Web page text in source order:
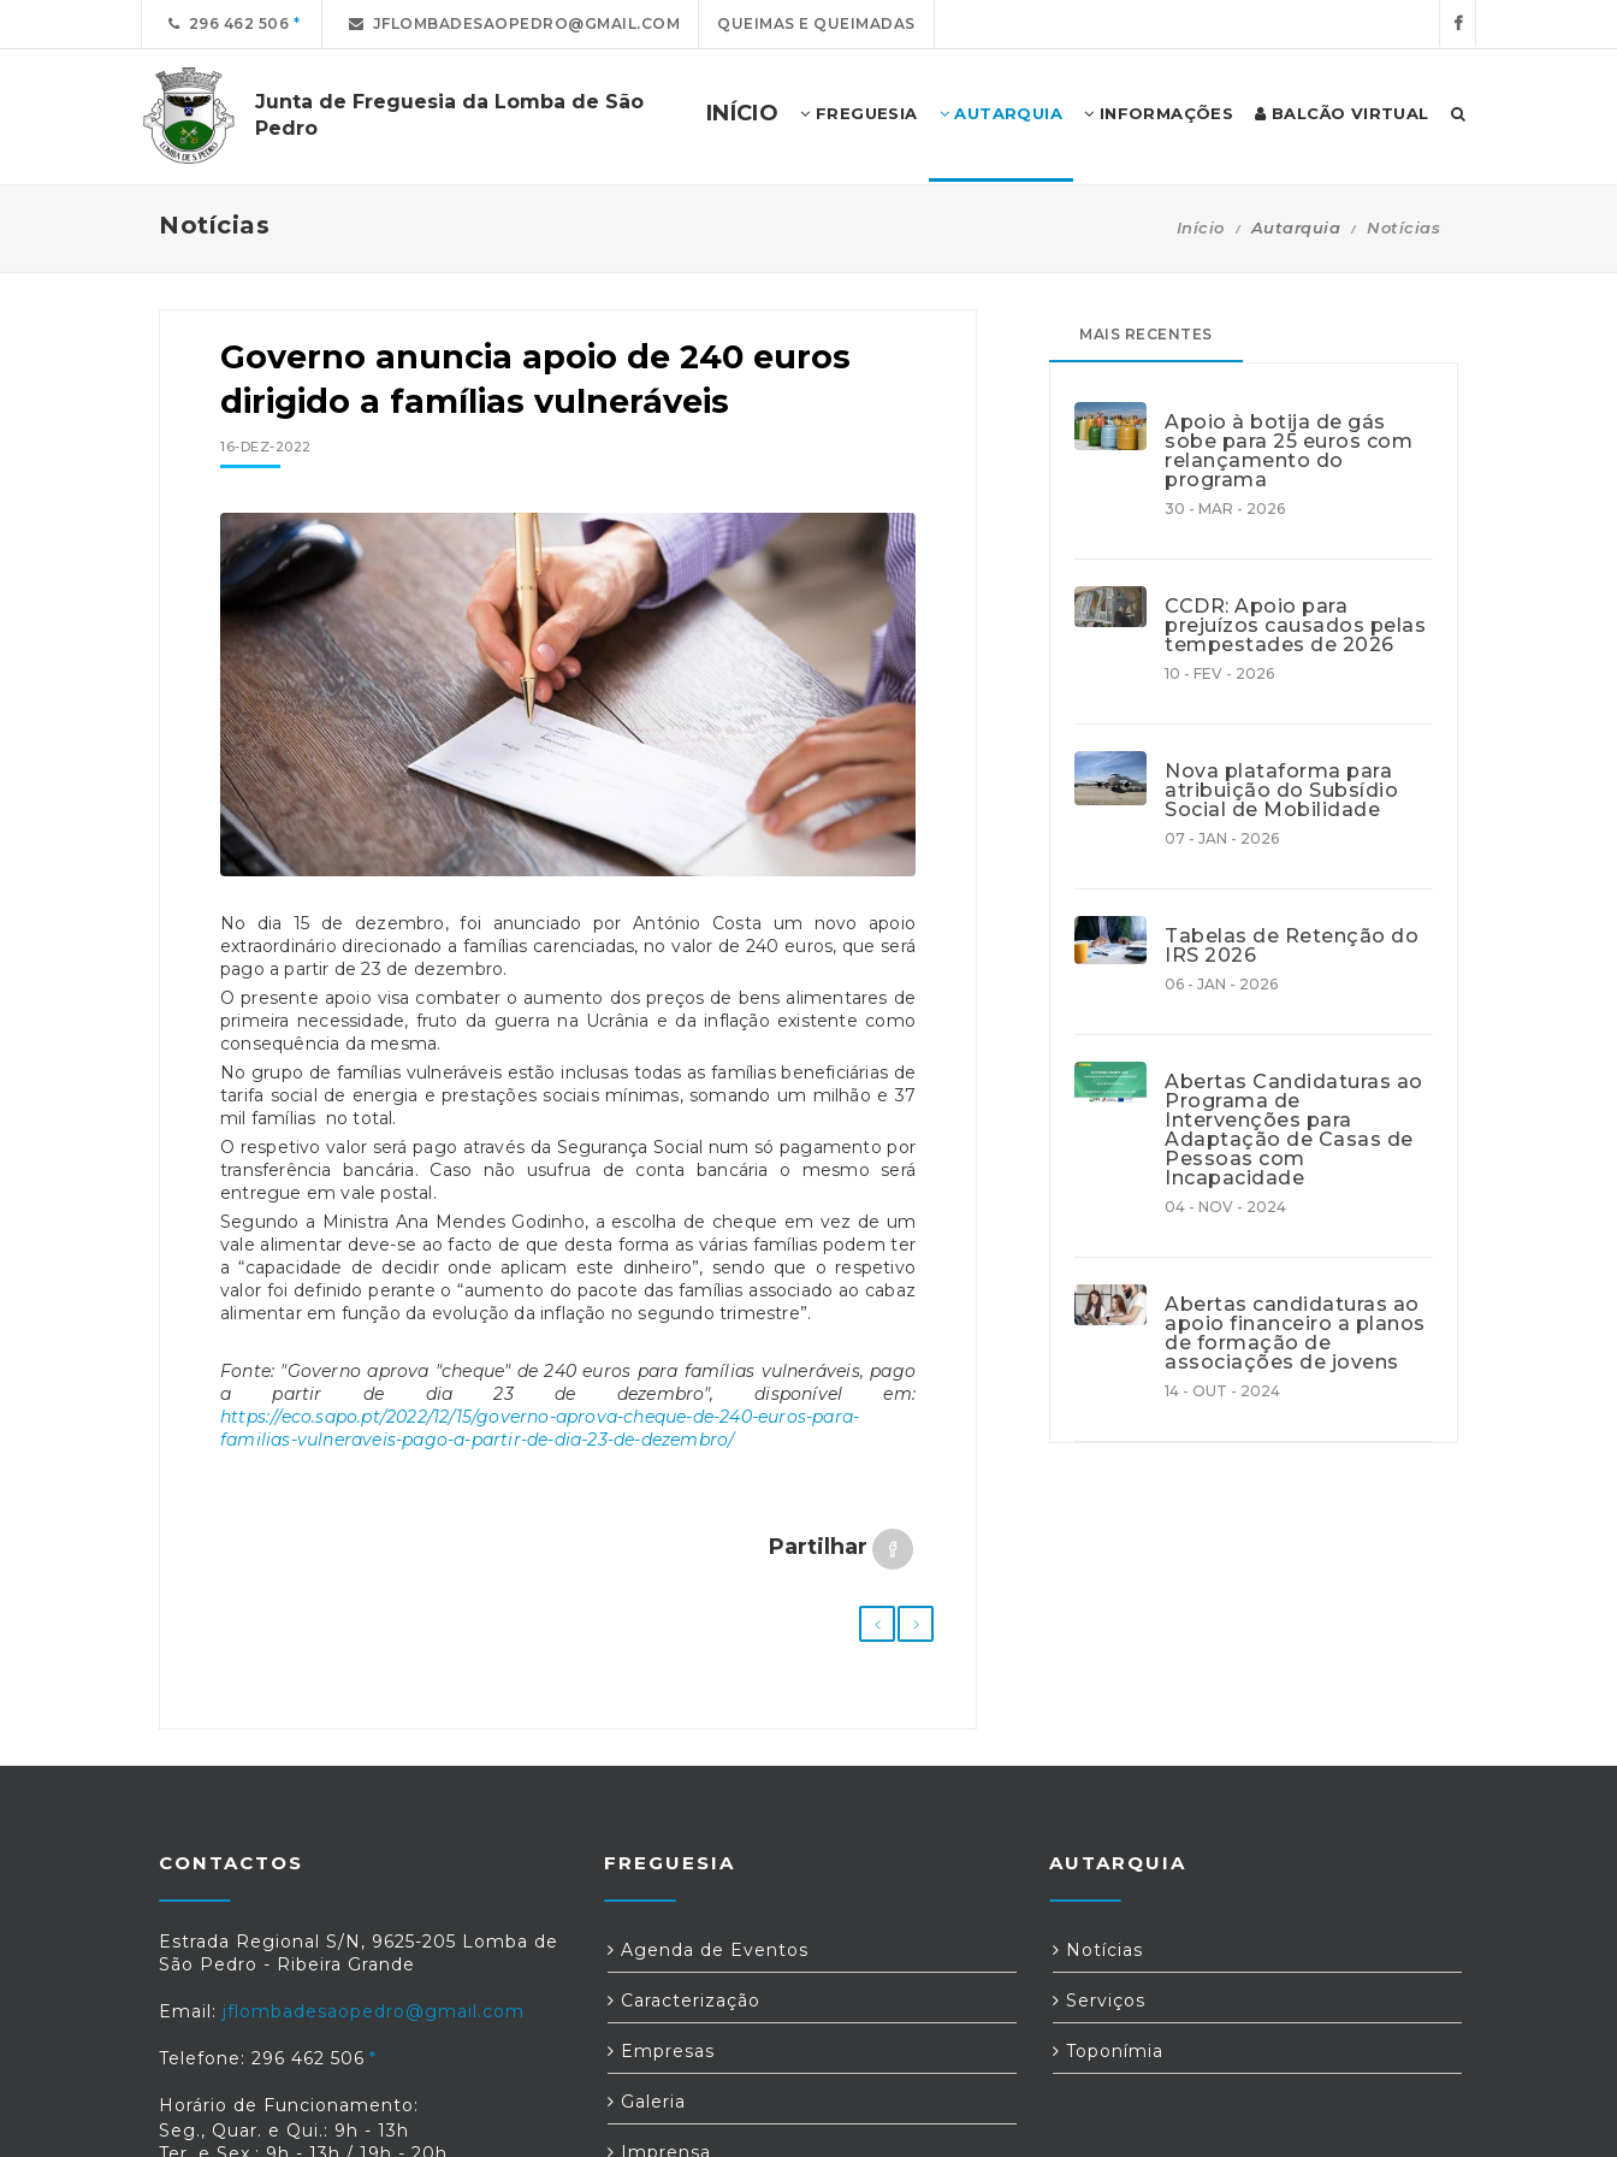
296 462 506 JFLOMBADESAOPEDRO@GMAIL.COM QUEIMAS E QUEIMADAS
Junta de Freguesia da Lomba de São
Pedro
INÍCIO FREGUESIA AUTARQUIA INFORMAÇÕES BALCÃO VIRTUAL
Notícias Início Autarquia Notícias
Governo anuncia apoio de 240 euros
dirigido a famílias vulneráveis
16-DEZ-2022
No dia 15 de dezembro, foi anunciado por António Costa um novo apoio
extraordinário direcionado a famílias carenciadas, no valor de 240 euros, que será
pago a partir de 23 de dezembro.
O presente apoio visa combater o aumento dos preços de bens alimentares de
primeira necessidade, fruto da guerra na Ucrânia e da inflação existente como
consequência da mesma.
No grupo de famílias vulneráveis estão inclusas todas as famílias beneficiárias de
tarifa social de energia e prestações sociais mínimas, somando um milhão e 37
mil famílias no total.
O respetivo valor será pago através da Segurança Social num só pagamento por
transferência bancária. Caso não usufrua de conta bancária o mesmo será
entregue em vale postal.
Segundo a Ministra Ana Mendes Godinho, a escolha de cheque em vez de um
vale alimentar deve-se ao facto de que desta forma as várias famílias podem ter
a “capacidade de decidir onde aplicam este dinheiro”, sendo que o respetivo
valor foi definido perante o “aumento do pacote das famílias associado ao cabaz
alimentar em função da evolução da inflação no segundo trimestre”.
Fonte: "Governo aprova "cheque" de 240 euros para famílias vulneráveis, pago
a partir de dia 23 de dezembro", disponível em:
https://eco.sapo.pt/2022/12/15/governo-aprova-cheque-de-240-euros-para-
familias-vulneraveis-pago-a-partir-de-dia-23-de-dezembro/
Partilhar
MAIS RECENTES
Apoio à botija de gás
sobe para 25 euros com
relançamento do
programa
30 - MAR - 2026
CCDR: Apoio para
prejuízos causados pelas
tempestades de 2026
10 - FEV - 2026
Nova plataforma para
atribuição do Subsídio
Social de Mobilidade
07 - JAN - 2026
Tabelas de Retenção do
IRS 2026
06 - JAN - 2026
Abertas Candidaturas ao
Programa de
Intervenções para
Adaptação de Casas de
Pessoas com
Incapacidade
04 - NOV - 2024
Abertas candidaturas ao
apoio financeiro a planos
de formação de
associações de jovens
14 - OUT - 2024
CONTACTOS
Estrada Regional S/N, 9625-205 Lomba de
São Pedro - Ribeira Grande
Email: jflombadesaopedro@gmail.com
Telefone: 296 462 506
Horário de Funcionamento:
Seg., Quar. e Qui.: 9h - 13h
FREGUESIA
Agenda de Eventos
Caracterização
Empresas
Galeria
Imprensa
AUTARQUIA
Notícias
Serviços
Toponímia